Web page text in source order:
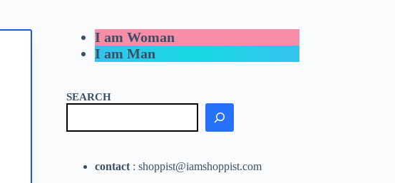
I am Woman
I am Man
SEARCH
contact : shoppist@iamshoppist.com